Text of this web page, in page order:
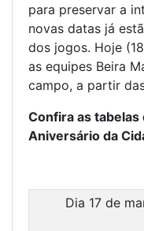
para preservar a
novas datas já
dos jogos. Hoje
as equipes Beira
campo, a partir
Confira as
Aniversário da
Dia 17 de